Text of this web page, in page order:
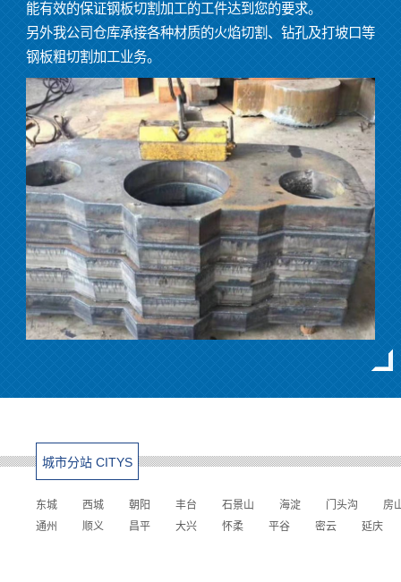
能有效的保证钢板切割加工的工件达到您的要求。
另外我公司仓库承接各种材质的火焰切割、钻孔及打坡口等
钢板粗切割加工业务。
城市分站 CITYS
东城 西城 朝阳 丰台 石景山 海淀 门头沟
房
通州
顺义 昌平 大兴 怀柔 平谷 密云 延庆